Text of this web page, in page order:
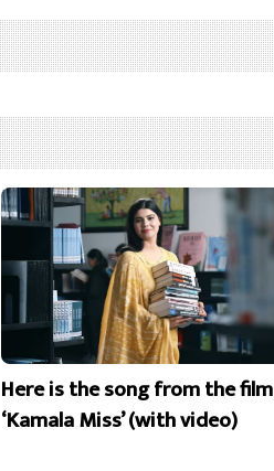
Here is the song from the film
‘Kamala Miss’ (with video)